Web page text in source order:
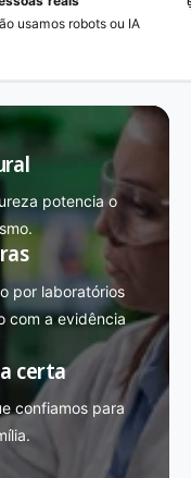
usamos robots ou IA
potencia o
por laboratórios
com a evidência
certa
confiamos para